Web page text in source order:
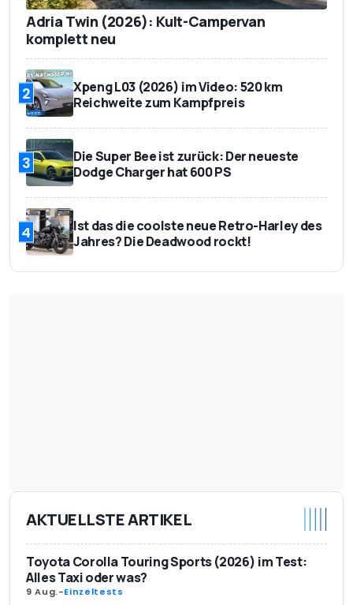
Adria Twin (2026): Kult-Campervan
komplett neu
2
Xpeng L03 (2026) im Video: 520 km
Reichweite zum Kampfpreis
3
Die Super Bee ist zurück: Der neueste
Dodge Charger hat 600 PS
4
Ist das die coolste neue Retro-Harley des
Jahres? Die Deadwood rockt!
AKTUELLSTE ARTIKEL
Toyota Corolla Touring Sports (2026) im Test:
Alles Taxi oder was?
9 Aug.-Einzeltests